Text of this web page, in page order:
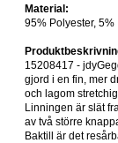
Material:
95% Polyester, 5%
15208417 -
gjord i en fin, mer
och lagom
Linningen är slät
av två större
Baktill är det